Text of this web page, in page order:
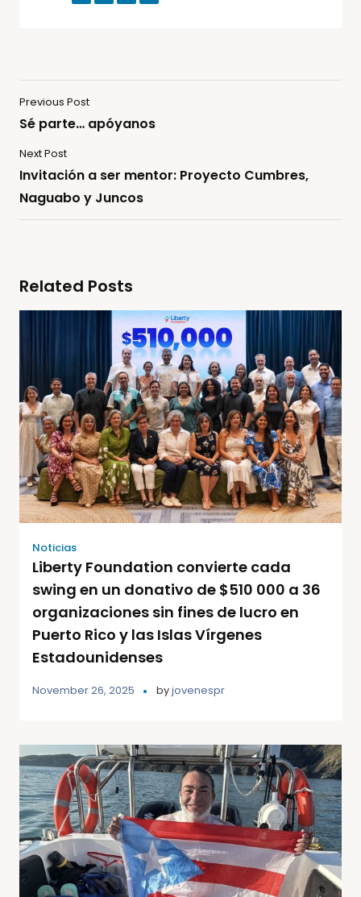
Previous Post
Sé parte… apóyanos
Next Post
Invitación a ser mentor: Proyecto Cumbres,
Naguabo y Juncos
Related Posts
Noticias
Liberty Foundation convierte cada
swing en un donativo de $510 000 a 36
organizaciones sin fines de lucro en
Puerto Rico y las Islas Vírgenes
Estadounidenses
November 26, 2025 byjovenespr